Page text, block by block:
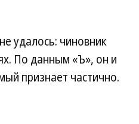
удалось: чиновник
По данным «Ъ», он и
признает частично.